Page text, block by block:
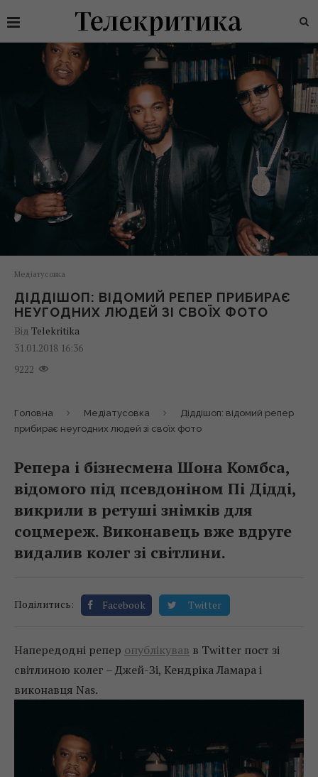
Медіатусовка
ДІДДІШОП: ВІДОМИЙ РЕПЕР ПРИБИРАЄ
НЕУГОДНИХ ЛЮДЕЙ ЗІ СВОЇХ ФОТО
Від Telekritika
31.01.2018 16:36
9222
Головна Медіатусовка
Діддішоп: відомий репер
прибирає неугодних людей зі своїх фото
Репера і бізнесмена Шона Комбса,
відомого під псевдоніном Пі Дідді,
викрили в ретуші знімків для
соцмереж. Виконавець вже вдруге
видалив колег зі світлини.
Поділитись: Facebook Twitter
Напередодні репер опублікував в Twitter пост зі
світлиною колег – Джей-Зі, Кендріка Ламара і
виконавця Nas.